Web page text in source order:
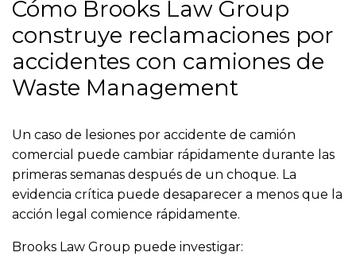
Cómo Brooks Law Group
construye reclamaciones por
accidentes con camiones de
Waste Management
Un caso de lesiones por accidente de camión
comercial puede cambiar rápidamente durante las
primeras semanas después de un choque. La
evidencia crítica puede desaparecer a menos que la
acción legal comience rápidamente.
Brooks Law Group puede investigar: